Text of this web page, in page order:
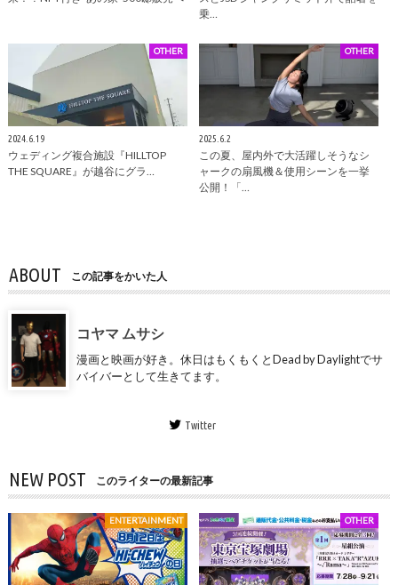
乗…
OTHER
2024.6.19
ウェディング複合施設『HILLTOP
THE SQUARE』が越谷にグラ…
OTHER
2025.6.2
この夏、屋内外で大活躍しそうなシ
ャークの扇風機＆使用シーンを一挙
公開！「…
ABOUT この記事をかいた人
コヤマ ムサシ
漫画と映画が好き。休日はもくもくとDead by Daylightでサ
バイバーとして生きてます。
Twitter
NEW POST このライターの最新記事
ENTERTAINMENT OTHER